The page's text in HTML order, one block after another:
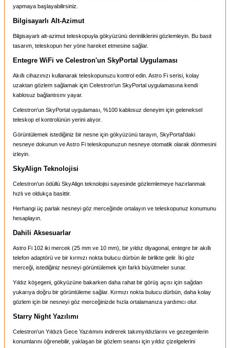
yapmaya başlayabilirsiniz.
Bilgisayarlı Alt-Azimut
Bilgisayarlı alt-azimut teleskopuyla gökyüzünü derinliklerini gözlemleyin. Bu basit
tasarım, teleskopun her yöne hareket etmesine sağlar.
Entegre WiFi ve Celestron'un SkyPortal Uygulaması
Akıllı cihazınızı kullanarak teleskopunuzu kontrol edin. Astro Fi serisi, kolay
uzaktan gözlem sağlamak için Celestron'un SkyPortal uygulamasına kendi
kablosuz bağlantısını yayar.
Celestron'un SkyPortal uygulaması, %100 kablosuz deneyim için geleneksel
teleskop el kontrolünün yerini alıyor.
Görüntülemek istediğiniz bir nesne için gökyüzünü tarayın, SkyPortal'daki
nesneye dokunun ve Astro Fi teleskopunuzun nesneye otomatik olarak dönmesini
izleyin.
SkyAlign Teknolojisi
Celestron'un ödüllü SkyAlign teknolojisi sayesinde gözlemlemeye hazırlanmak
hızlı ve oldukça basittir.
Herhangi üç parlak nesneyi göz merceğinde ortalayın ve teleskopunuz konumunu
hesaplayın.
Dahili Aksesuarlar
Astro Fi 102 iki mercek (25 mm ve 10 mm), bir yıldız diyagonal, entegre bir akıllı
telefon adaptörü ve bir kırmızı nokta bulucu dürbün ile birlikte gelir. İki göz
merceği, istediğiniz nesneyi görüntülemek için farklı büyütmeler sunar.
Yıldız köşegeni, gökyüzüne bakarken daha rahat bir görüş açısı için sağdan
yukarıya doğru bir görüntüleme sağlar. Kırmızı nokta bulucu dürbün, daha kolay
gözlem için bir nesneyi göz merceğinizde hızla ortalamanıza yardımcı olur.
Starry Night Yazılımı
Celestron'un Yıldızlı Gece Yazılımını indirerek takımyıldızlarını ve gezegenlerin
konumlarını öğrenebilir, yaklaşan bir gözlem seansı için yıldız çizelgelerini